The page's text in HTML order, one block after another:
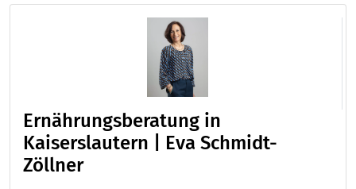
Ernährungsberatung in
Kaiserslautern | Eva Schmidt-
Zöllner